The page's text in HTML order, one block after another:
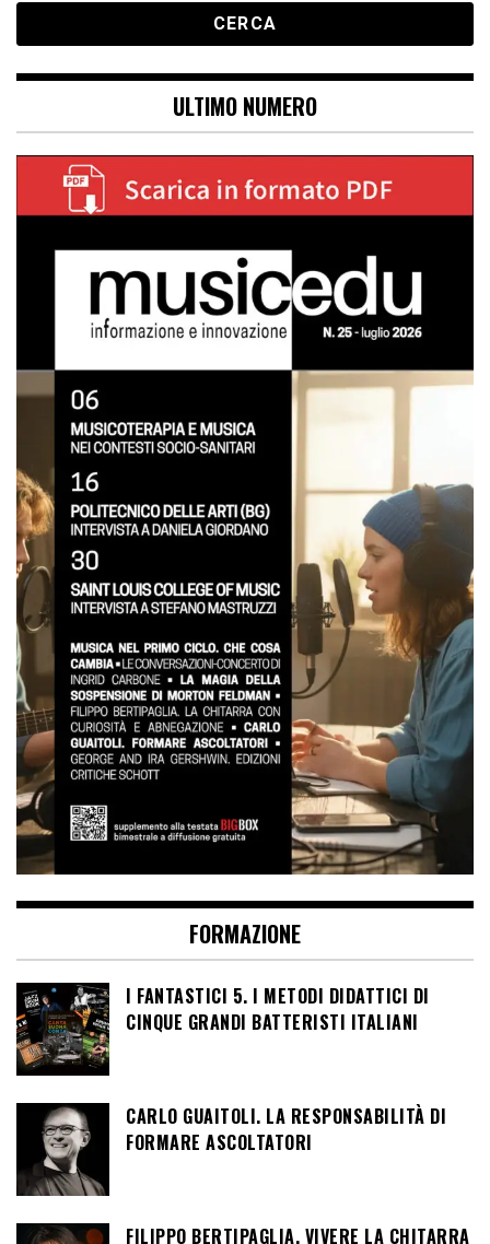
ULTIMO NUMERO
FORMAZIONE
I FANTASTICI 5. I METODI DIDATTICI DI
CINQUE GRANDI BATTERISTI ITALIANI
CARLO GUAITOLI. LA RESPONSABILITÀ DI
FORMARE ASCOLTATORI
FILIPPO BERTIPAGLIA. VIVERE LA CHITARRA